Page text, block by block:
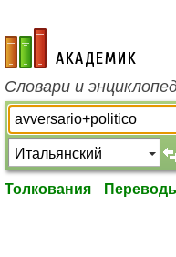
academic.ru
Словари и
Толкования